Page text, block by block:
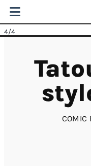
4/4
COMIC